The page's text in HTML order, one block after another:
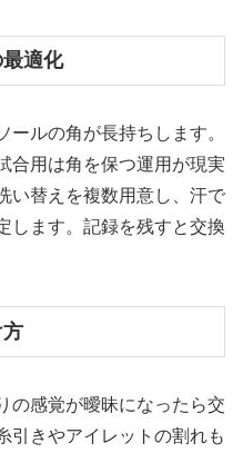
適化
ルの角が長持ちします。
合用は角を保つ運用が現実
い替えを複数用意し、汗で
します。記録を残すと交換
の感覚が曖昧になったら交
引きやアイレットの割れも